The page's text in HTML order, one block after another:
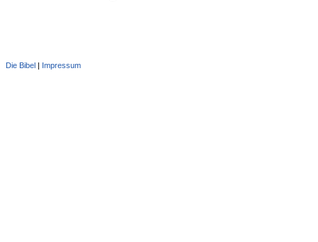
Die Bibel | Impressum